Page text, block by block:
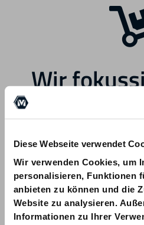
Diese Webseite verwendet
Wir verwenden Cookies, um
personalisieren, Funktionen
anbieten zu können und die
Website zu analysieren.
Informationen zu Ihrer
Wir
zukünftig